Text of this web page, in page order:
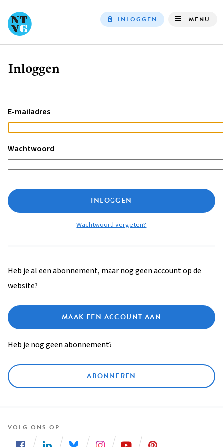
INLOGGEN MENU
Kruimelpad
Inloggen
E-mailadres
Wachtwoord
INLOGGEN
Wachtwoord vergeten?
Heb je al een abonnement, maar nog geen account op de
website?
MAAK EEN ACCOUNT AAN
Heb je nog geen abonnement?
ABONNEREN
VOLG ONS OP